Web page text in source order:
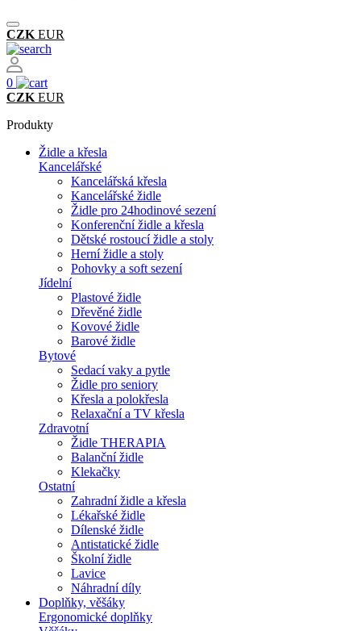
CZK EUR
0
CZK EUR
Produkty
Židle a křesla
Kancelářské
Kancelářská křesla
Kancelářské židle
Židle pro 24hodinové sezení
Konferenční židle a křesla
Dětské rostoucí židle a stoly
Herní židle a stoly
Pohovky a soft sezení
Jídelní
Plastové židle
Dřevěné židle
Kovové židle
Barové židle
Bytové
Sedací vaky a pytle
Židle pro seniory
Křesla a polokřesla
Relaxační a TV křesla
Zdravotní
Židle THERAPIA
Balanční židle
Klekačky
Ostatní
Zahradní židle a křesla
Lékařské židle
Dílenské židle
Antistatické židle
Školní židle
Lavice
Náhradní díly
Doplňky, věšáky
Ergonomické doplňky